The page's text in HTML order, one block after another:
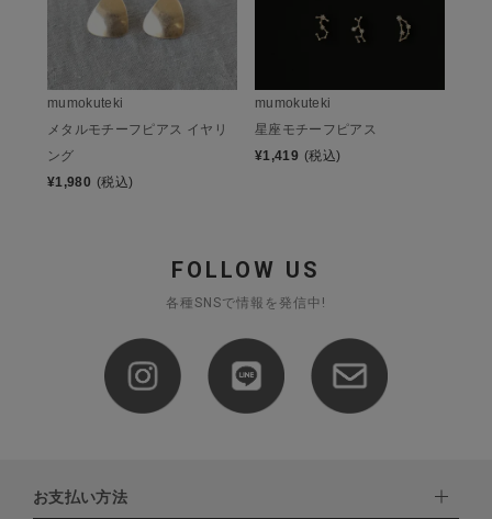
mumokuteki
メタルモチーフピアス イヤリ
ング
¥1,980 (税込)
mumokuteki
星座モチーフピアス
¥1,419 (税込)
FOLLOW US
各種SNSで情報を発信中!
お支払い方法